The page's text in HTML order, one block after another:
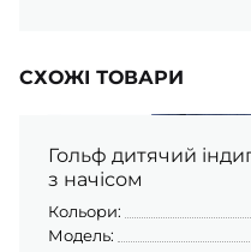
СХОЖІ ТОВАРИ
Гольф дитячий
з начісом
Кольори:
Модель: